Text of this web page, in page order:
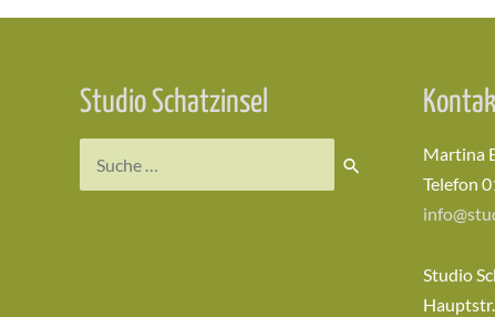
Studio Schatzinsel
Martina
Telefon
Studio